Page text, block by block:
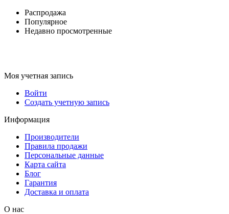
Распродажа
Популярное
Недавно просмотренные
Моя учетная запись
Войти
Создать учетную запись
Информация
Производители
Правила продажи
Персональные данные
Карта сайта
Блог
Гарантия
Доставка и оплата
О нас